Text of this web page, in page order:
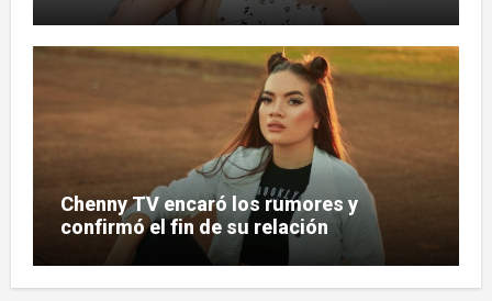
Chenny TV encaró los rumores y
confirmó el fin de su relación